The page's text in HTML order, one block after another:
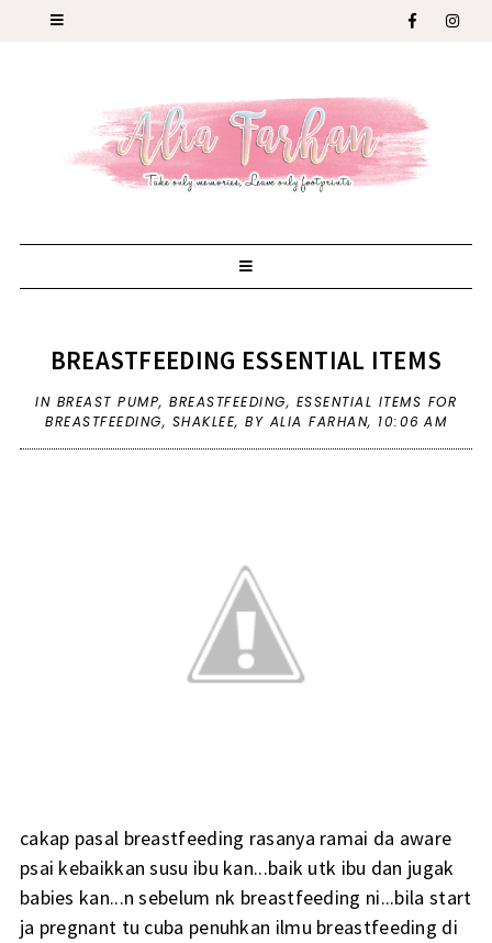
BREASTFEEDING ESSENTIAL ITEMS
IN BREAST PUMP, BREASTFEEDING, ESSENTIAL ITEMS FOR
BREASTFEEDING, SHAKLEE, BY ALIA FARHAN, 10:06 AM
cakap pasal breastfeeding rasanya ramai da aware
psai kebaikkan susu ibu kan...baik utk ibu dan jugak
babies kan...n sebelum nk breastfeeding ni...bila start
ja pregnant tu cuba penuhkan ilmu breastfeeding di